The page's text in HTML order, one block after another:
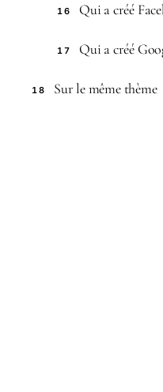
16 Qui a créé
17 Qui a créé
18 Sur le même thème